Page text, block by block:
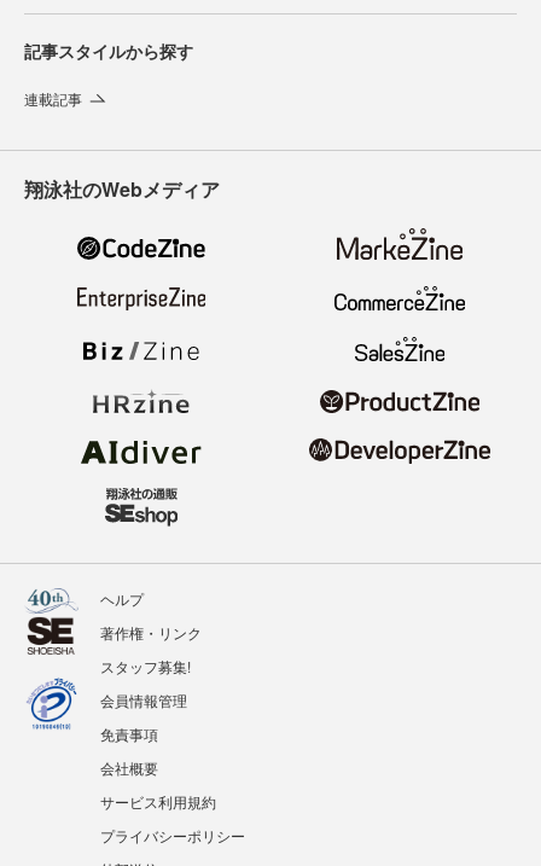
記事スタイルから探す
連載記事
翔泳社のWebメディア
ヘルプ
著作権・リンク
スタッフ募集!
会員情報管理
免責事項
会社概要
サービス利用規約
プライバシーポリシー